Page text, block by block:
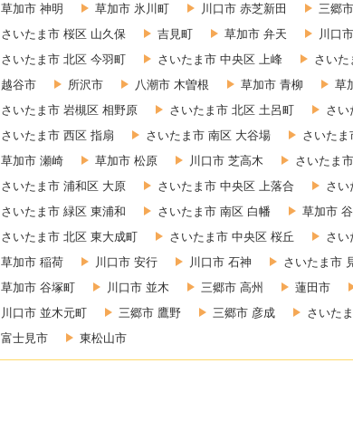
草加市 神明
草加市 氷川町 川口市 赤芝新田 三郷
さいたま市 桜区 山久保
吉見町 草加市 弁天 川口
さいたま市 北区 今羽町
さいたま市 中央区 上峰 さいた
越谷市
所沢市 八潮市 木曽根 草加市 青柳 草
さいたま市 岩槻区 相野原
さいたま市 北区 土呂町
さい
さいたま市 西区 指扇
さいたま市 南区 大谷場 さいた
草加市 瀬崎
草加市 松原 川口市 芝高木 さいたま
さいたま市 浦和区 大原
さいたま市 中央区 上落合
さい
さいたま市 緑区 東浦和
さいたま市 南区 白幡 草加市
さいたま市 北区 東大成町
さいたま市 中央区 桜丘 さい
草加市 稲荷
川口市 安行 川口市 石神 さいたま市
草加市 谷塚町
川口市 並木 三郷市 高州 蓮田市
川口市 並木元町
三郷市 鷹野 三郷市 彦成 さいた
富士見市
東松山市